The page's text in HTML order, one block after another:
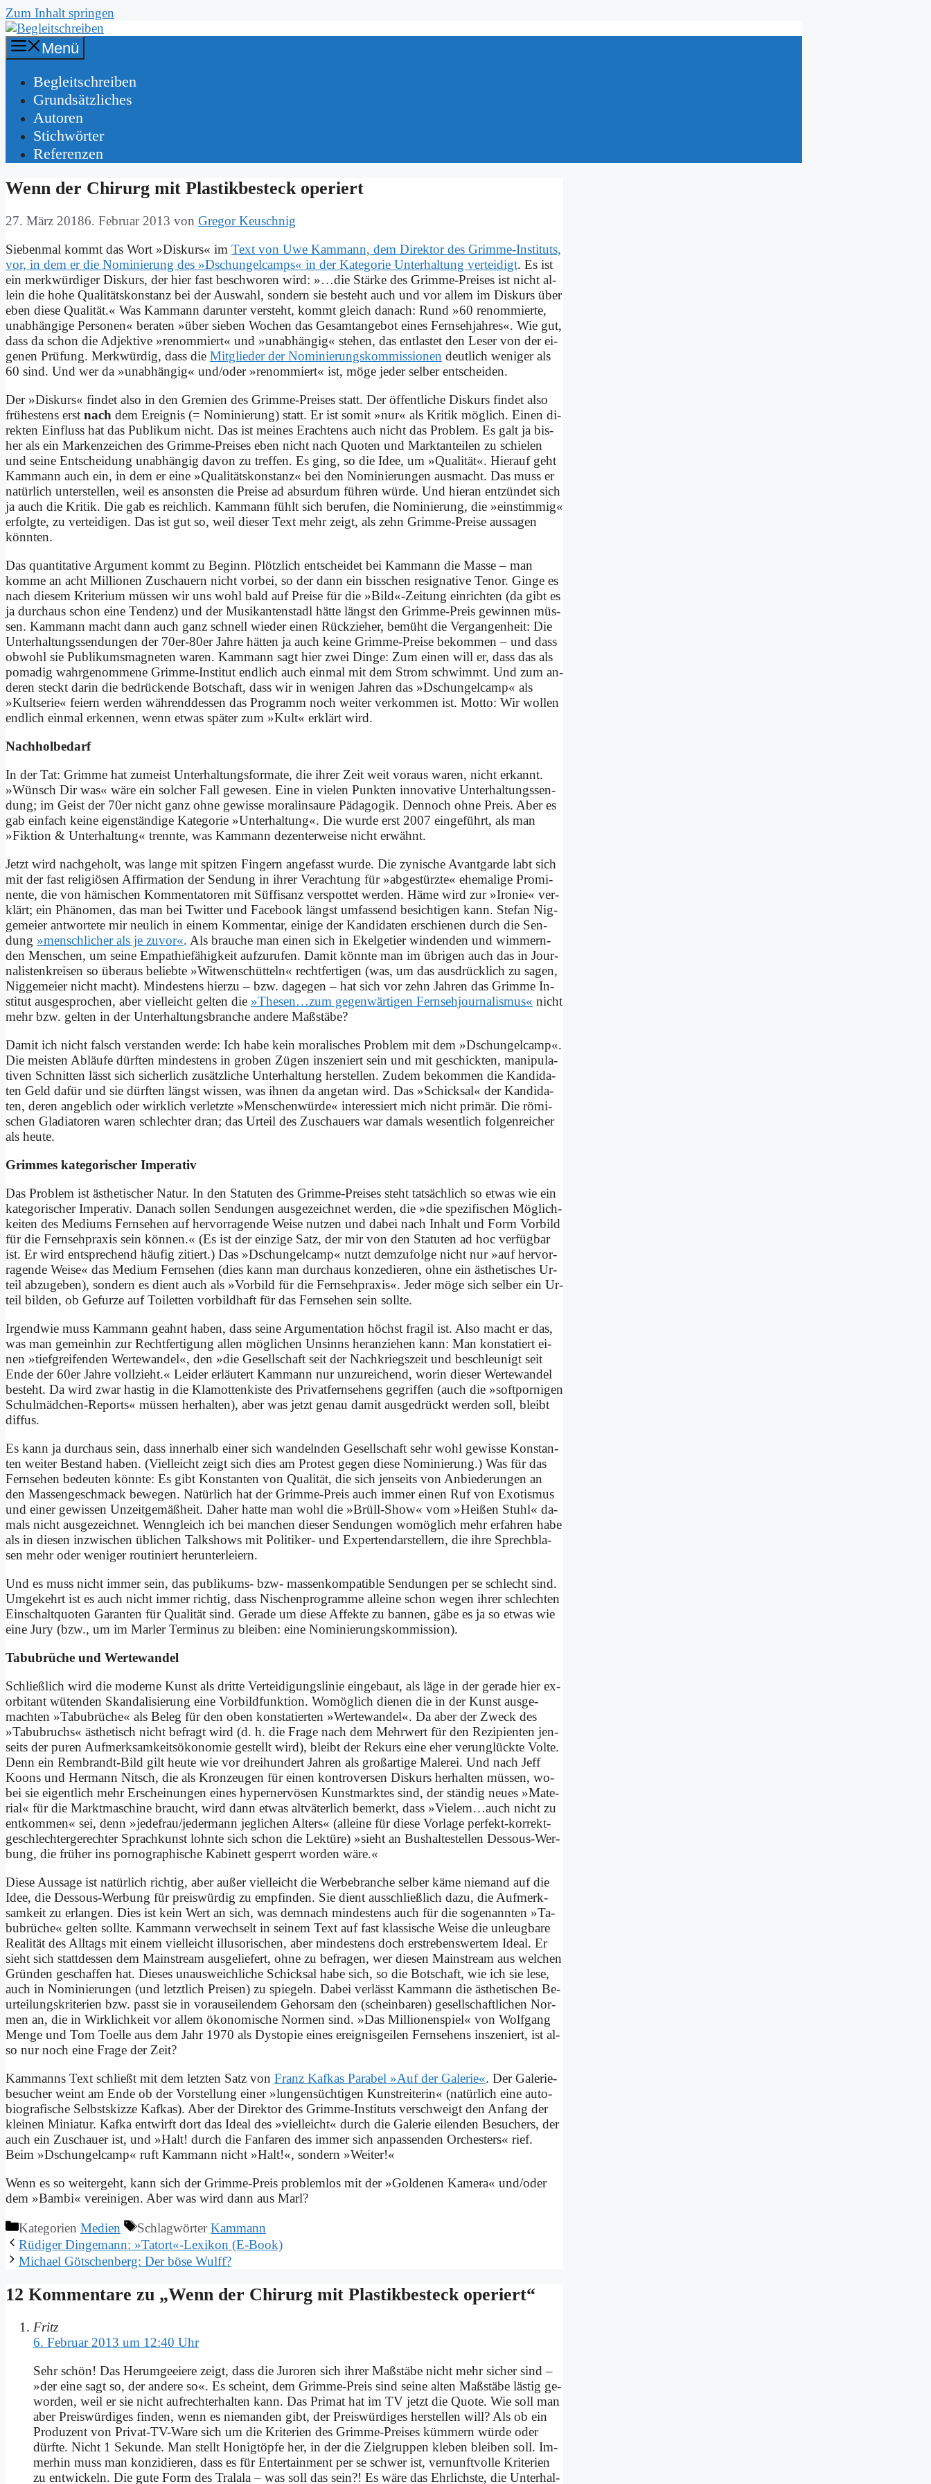
Zum Inhalt springen
Menü
Be­gleit­schrei­ben
Grund­sätz­li­ches
Au­toren
Stich­wör­ter
Re­fe­ren­zen
Wenn der Chir­urg mit Pla­stik­be­steck ope­riert
27. März 20186. Februar 2013 von Gregor Keuschnig
Sie­ben­mal kommt das Wort »Dis­kurs« im Text von Uwe Kammann, dem Di­rek­tor des Grim­me-In­sti­tuts,
vor, in dem er die No­mi­nie­rung des »Dschun­gel­camps« in der Ka­te­go­rie Un­ter­hal­tung ver­tei­digt. Es ist
ein merk­wür­di­ger Dis­kurs, der hier fast be­schwo­ren wird: »…die Stär­ke des Grim­me-Prei­ses ist nicht al­
lein die ho­he Qua­li­täts­kon­stanz bei der Aus­wahl, son­dern sie be­steht auch und vor al­lem im Dis­kurs über
eben die­se Qua­li­tät.« Was Kammann dar­un­ter ver­steht, kommt gleich da­nach: Rund »60 re­nom­mier­te,
unab­hängige Per­so­nen« be­ra­ten »über sie­ben Wo­chen das Ge­samt­an­ge­bot ei­nes Fernseh­jahres«. Wie gut,
dass da schon die Ad­jek­ti­ve »re­nom­miert« und »un­ab­hän­gig« ste­hen, das ent­la­stet den Le­ser von der ei­
ge­nen Prü­fung. Merk­wür­dig, dass die Mit­glie­der der No­mi­nie­rungs­kom­mis­sio­nen deut­lich we­ni­ger als
60 sind. Und wer da »un­ab­hän­gig« und/oder »re­nom­miert« ist, mö­ge je­der sel­ber ent­schei­den.
Der »Dis­kurs« fin­det al­so in den Gre­mi­en des Grim­me-Prei­ses statt. Der öf­fent­li­che Dis­kurs fin­det al­so
frü­he­stens erst nach dem Er­eig­nis (= No­mi­nie­rung) statt. Er ist so­mit »nur« als Kri­tik mög­lich. Ei­nen di­
rek­ten Ein­fluss hat das Pu­bli­kum nicht. Das ist mei­nes Er­ach­tens auch nicht das Pro­blem. Es galt ja bis­
her als ein Mar­ken­zei­chen des Grim­me-Prei­ses eben nicht nach Quo­ten und Markt­an­tei­len zu schie­len
und sei­ne Ent­schei­dung un­ab­hän­gig da­von zu tref­fen. Es ging, so die Idee, um »Qua­li­tät«. Hier­auf geht
Kammann auch ein, in dem er ei­ne »Qua­li­täts­kon­stanz« bei den No­mi­nie­run­gen aus­macht. Das muss er
na­tür­lich un­ter­stel­len, weil es an­son­sten die Prei­se ad ab­sur­dum füh­ren wür­de. Und hier­an ent­zün­det sich
ja auch die Kri­tik. Die gab es reich­lich. Kammann fühlt sich be­ru­fen, die No­mi­nie­rung, die »ein­stim­mig«
er­folg­te, zu ver­tei­di­gen. Das ist gut so, weil die­ser Text mehr zeigt, als zehn Grim­me-Prei­se aus­sa­gen
könn­ten.
Das quan­ti­ta­ti­ve Ar­gu­ment kommt zu Be­ginn. Plötz­lich ent­schei­det bei Kammann die Mas­se – man
kom­me an acht Mil­lio­nen Zu­schau­ern nicht vor­bei, so der dann ein biss­chen re­si­gna­ti­ve Te­nor. Gin­ge es
nach die­sem Kri­te­ri­um müs­sen wir uns wohl bald auf Prei­se für die »Bild«-Zeitung ein­rich­ten (da gibt es
ja durch­aus schon ei­ne Ten­denz) und der Mu­si­kan­ten­stadl hät­te längst den Grim­me-Preis ge­win­nen müs­
sen. Kammann macht dann auch ganz schnell wie­der ei­nen Rück­zie­her, be­müht die Ver­gan­gen­heit: Die
Unterhaltungs­sendungen der 70er-80er Jah­re hät­ten ja auch kei­ne Grim­me-Prei­se be­kom­men – und dass
ob­wohl sie Pu­bli­kums­ma­gne­ten wa­ren. Kammann sagt hier zwei Din­ge: Zum ei­nen will er, dass das als
po­ma­dig wahr­ge­nom­me­ne Grim­me-In­sti­tut end­lich auch ein­mal mit dem Strom schwimmt. Und zum an­
de­ren steckt dar­in die be­drücken­de Bot­schaft, dass wir in we­ni­gen Jah­ren das »Dschun­gel­camp« als
»Kult­se­rie« fei­ern wer­den wäh­rend­des­sen das Pro­gramm noch wei­ter ver­kom­men ist. Mot­to: Wir wol­len
end­lich ein­mal er­ken­nen, wenn et­was spä­ter zum »Kult« er­klärt wird.
Nach­hol­be­darf
In der Tat: Grim­me hat zu­meist Un­ter­hal­tungs­for­ma­te, die ih­rer Zeit weit vor­aus wa­ren, nicht er­kannt.
»Wünsch Dir was« wä­re ein sol­cher Fall ge­we­sen. Ei­ne in vie­len Punk­ten in­no­va­ti­ve Un­ter­hal­tungs­sen­
dung; im Geist der 70er nicht ganz oh­ne ge­wis­se mo­ra­lin­saure Päd­ago­gik. Den­noch oh­ne Preis. Aber es
gab ein­fach kei­ne ei­gen­stän­di­ge Ka­te­go­rie »Un­ter­hal­tung«. Die wur­de erst 2007 ein­ge­führt, als man
»Fik­ti­on & Un­ter­hal­tung« trenn­te, was Kammann de­zen­ter­wei­se nicht er­wähnt.
Jetzt wird nach­ge­holt, was lan­ge mit spit­zen Fin­gern an­ge­fasst wur­de. Die zy­ni­sche Avant­gar­de labt sich
mit der fast re­li­giö­sen Af­fir­ma­ti­on der Sen­dung in ih­rer Ver­ach­tung für »ab­ge­stürz­te« ehe­ma­li­ge Pro­mi­
nen­te, die von hä­mi­schen Kom­men­ta­to­ren mit Süf­fi­sanz ver­spot­tet wer­den. Hä­me wird zur »Iro­nie« ver­
klärt; ein Phä­no­men, das man bei Twit­ter und Face­book längst um­fas­send be­sich­ti­gen kann. Ste­fan Nig­
ge­mei­er ant­wor­te­te mir neu­lich in ei­nem Kom­men­tar, ei­ni­ge der Kan­di­da­ten er­schie­nen durch die Sen­
dung »mensch­li­cher als je zu­vor«. Als brau­che man ei­nen sich in Ekel­ge­tier win­den­den und wim­mern­
den Men­schen, um sei­ne Em­pa­thie­fä­hig­keit auf­zu­ru­fen. Da­mit könn­te man im üb­ri­gen auch das in Jour­
na­li­sten­krei­sen so über­aus be­lieb­te »Wit­wen­schüt­teln« recht­fertigen (was, um das aus­drück­lich zu sa­gen,
Nig­ge­mei­er nicht macht). Min­de­stens hier­zu – bzw. da­ge­gen – hat sich vor zehn Jah­ren das Grim­me In­
sti­tut aus­ge­spro­chen, aber viel­leicht gel­ten die »Thesen…zum ge­gen­wär­ti­gen Fern­seh­jour­na­lis­mus« nicht
mehr bzw. gel­ten in der Un­ter­hal­tungs­bran­che an­de­re Maß­stä­be?
Da­mit ich nicht falsch ver­stan­den wer­de: Ich ha­be kein mo­ra­li­sches Pro­blem mit dem »Dschun­gel­camp«.
Die mei­sten Ab­läu­fe dürf­ten min­de­stens in gro­ben Zü­gen in­sze­niert sein und mit ge­schick­ten, ma­ni­pu­la­
ti­ven Schnit­ten lässt sich si­cher­lich zu­sätz­li­che Un­ter­hal­tung her­stel­len. Zu­dem be­kom­men die Kan­di­da­
ten Geld da­für und sie dürf­ten längst wis­sen, was ih­nen da an­ge­tan wird. Das »Schick­sal« der Kan­di­da­
ten, de­ren an­geb­lich oder wirk­lich ver­letz­te »Men­schen­wür­de« in­ter­es­siert mich nicht pri­mär. Die rö­mi­
schen Gla­dia­to­ren wa­ren schlech­ter dran; das Ur­teil des Zu­schau­ers war da­mals we­sent­lich fol­gen­rei­cher
als heu­te.
Grim­mes ka­te­go­ri­scher Im­pe­ra­tiv
Das Pro­blem ist äs­the­ti­scher Na­tur. In den Sta­tu­ten des Grim­me-Prei­ses steht tat­säch­lich so et­was wie ein
ka­te­go­ri­scher Im­pe­ra­tiv. Da­nach sol­len Sen­dun­gen aus­ge­zeich­net wer­den, die »die spe­zi­fi­schen Mög­lich­
kei­ten des Me­di­ums Fern­se­hen auf her­vor­ra­gen­de Wei­se nut­zen und da­bei nach In­halt und Form Vor­bild
für die Fern­seh­pra­xis sein kön­nen.« (Es ist der ein­zi­ge Satz, der mir von den Sta­tu­ten ad hoc ver­füg­bar
ist. Er wird ent­spre­chend häu­fig zi­tiert.) Das »Dschun­gel­camp« nutzt dem­zu­fol­ge nicht nur »auf her­vor­
ra­gen­de Wei­se« das Me­di­um Fern­se­hen (dies kann man durch­aus kon­ze­die­ren, oh­ne ein äs­the­ti­sches Ur­
teil ab­zu­ge­ben), son­dern es dient auch als »Vor­bild für die Fern­seh­pra­xis«. Je­der mö­ge sich sel­ber ein Ur­
teil bil­den, ob Ge­fur­ze auf Toi­let­ten vor­bild­haft für das Fern­se­hen sein soll­te.
Ir­gend­wie muss Kammann ge­ahnt ha­ben, dass sei­ne Ar­gu­men­ta­ti­on höchst fra­gil ist. Al­so macht er das,
was man ge­mein­hin zur Recht­fer­ti­gung al­len mög­li­chen Un­sinns her­an­zie­hen kann: Man kon­sta­tiert ei­
nen »tief­grei­fen­den Wer­te­wan­del«, den »die Ge­sell­schaft seit der Nach­kriegs­zeit und be­schleu­nigt seit
En­de der 60er Jah­re voll­zieht.« Lei­der er­läu­tert Kammann nur un­zu­rei­chend, wor­in die­ser Wer­te­wan­del
be­steht. Da wird zwar ha­stig in die Kla­mot­ten­ki­ste des Pri­vat­fern­se­hens ge­grif­fen (auch die »soft­por­ni­gen
Schul­mäd­chen-Re­ports« müs­sen her­hal­ten), aber was jetzt ge­nau da­mit aus­ge­drückt wer­den soll, bleibt
dif­fus.
Es kann ja durch­aus sein, dass in­ner­halb ei­ner sich wan­deln­den Ge­sell­schaft sehr wohl ge­wis­se Kon­stan­
ten wei­ter Be­stand ha­ben. (Viel­leicht zeigt sich dies am Pro­test ge­gen die­se No­mi­nie­rung.) Was für das
Fern­se­hen be­deu­ten könn­te: Es gibt Kon­stan­ten von Qua­li­tät, die sich jen­seits von An­bie­de­run­gen an
den Mas­sen­ge­schmack be­we­gen. Na­tür­lich hat der Grim­me-Preis auch im­mer ei­nen Ruf von Exo­tis­mus
und ei­ner ge­wis­sen Un­zeit­ge­mäß­heit. Da­her hat­te man wohl die »Brüll-Show« vom »Hei­ßen Stuhl« da­
mals nicht aus­ge­zeich­net. Wenn­gleich ich bei man­chen die­ser Sen­dun­gen wo­mög­lich mehr er­fah­ren ha­be
als in die­sen in­zwi­schen üb­li­chen Talk­shows mit Po­li­ti­ker- und Experten­darstellern, die ih­re Sprech­bla­
sen mehr oder we­ni­ger rou­ti­niert her­un­ter­lei­ern.
Und es muss nicht im­mer sein, das pu­bli­kums- bzw- mas­sen­kom­pa­ti­ble Sen­dun­gen per se schlecht sind.
Um­ge­kehrt ist es auch nicht im­mer rich­tig, dass Ni­schen­pro­gram­me al­lei­ne schon we­gen ih­rer schlech­ten
Ein­schalt­quo­ten Ga­ran­ten für Qua­li­tät sind. Ge­ra­de um die­se Af­fek­te zu ban­nen, gä­be es ja so et­was wie
ei­ne Ju­ry (bzw., um im Mar­ler Ter­mi­nus zu blei­ben: ei­ne No­mi­nie­rungs­kom­mis­si­on).
Ta­bu­brü­che und Wer­te­wan­del
Schließ­lich wird die mo­der­ne Kunst als drit­te Ver­tei­di­gungs­li­nie ein­ge­baut, als lä­ge in der ge­ra­de hier ex­
or­bi­tant wü­ten­den Skan­da­li­sie­rung ei­ne Vor­bild­funk­ti­on. Wo­mög­lich die­nen die in der Kunst aus­ge­
mach­ten »Ta­bu­brü­che« als Be­leg für den oben kon­sta­tier­ten »Wer­te­wan­del«. Da aber der Zweck des
»Ta­bu­bruchs« äs­the­tisch nicht be­fragt wird (d. h. die Fra­ge nach dem Mehr­wert für den Re­zi­pi­en­ten jen­
seits der pu­ren Aufmerksamkeits­ökonomie ge­stellt wird), bleibt der Re­kurs ei­ne eher ver­un­glück­te Vol­te.
Denn ein Rem­brandt-Bild gilt heu­te wie vor drei­hun­dert Jah­ren als groß­ar­ti­ge Ma­le­rei. Und nach Jeff
Ko­ons und Her­mann Nit­sch, die als Kron­zeu­gen für ei­nen kon­tro­ver­sen Dis­kurs her­hal­ten müs­sen, wo­
bei sie ei­gent­lich mehr Er­schei­nun­gen ei­nes hy­per­ner­vö­sen Kunst­mark­tes sind, der stän­dig neu­es »Ma­te­
ri­al« für die Markt­ma­schi­ne braucht, wird dann et­was alt­vä­ter­lich be­merkt, dass »Vielem…auch nicht zu
ent­kom­men« sei, denn »jedefrau/jedermann jeg­li­chen Al­ters« (al­lei­ne für die­se Vor­la­ge per­fekt-kor­rekt-
ge­schlech­ter­ge­rech­ter Sprach­kunst lohn­te sich schon die Lek­tü­re) »sieht an Bus­haltestellen Des­sous-Wer­
bung, die frü­her ins por­no­gra­phi­sche Ka­bi­nett ge­sperrt wor­den wä­re.«
Die­se Aus­sa­ge ist na­tür­lich rich­tig, aber au­ßer viel­leicht die Wer­be­bran­che sel­ber kä­me nie­mand auf die
Idee, die Des­sous-Wer­bung für preis­wür­dig zu emp­fin­den. Sie dient aus­schließ­lich da­zu, die Auf­merk­
sam­keit zu er­lan­gen. Dies ist kein Wert an sich, was dem­nach min­de­stens auch für die so­ge­nann­ten »Ta­
bu­brü­che« gel­ten soll­te. Kammann ver­wech­selt in sei­nem Text auf fast klas­si­sche Wei­se die un­leug­ba­re
Rea­li­tät des All­tags mit ei­nem viel­leicht il­lu­so­ri­schen, aber min­de­stens doch er­stre­bens­wer­tem Ide­al. Er
sieht sich statt­des­sen dem Main­stream aus­ge­lie­fert, oh­ne zu be­fra­gen, wer die­sen Main­stream aus wel­chen
Grün­den ge­schaf­fen hat. Die­ses un­aus­weich­li­che Schick­sal ha­be sich, so die Bot­schaft, wie ich sie le­se,
auch in No­mi­nie­run­gen (und letzt­lich Prei­sen) zu spie­geln. Da­bei ver­lässt Kammann die äs­the­ti­schen Be­
ur­tei­lungs­kri­te­ri­en bzw. passt sie in vor­aus­ei­len­dem Ge­hor­sam den (schein­ba­ren) ge­sell­schaft­li­chen Nor­
men an, die in Wirk­lich­keit vor al­lem öko­no­mi­sche Nor­men sind. »Das Mil­lio­nen­spiel« von Wolf­gang
Men­ge und Tom Toel­le aus dem Jahr 1970 als Dys­to­pie ei­nes er­eig­nis­gei­len Fern­se­hens in­sze­niert, ist al­
so nur noch ei­ne Fra­ge der Zeit?
Kammanns Text schließt mit dem letz­ten Satz von Franz Kaf­kas Pa­ra­bel »Auf der Ga­le­rie«. Der Ga­le­rie­
be­su­cher weint am En­de ob der Vor­stel­lung ei­ner »lun­gen­süch­ti­gen Kunst­rei­te­rin« (na­tür­lich ei­ne au­to­
bio­gra­fi­sche Selbst­skiz­ze Kaf­kas). Aber der Di­rek­tor des Grim­me-In­sti­tuts ver­schweigt den An­fang der
klei­nen Mi­nia­tur. Kaf­ka ent­wirft dort das Ide­al des »viel­leicht« durch die Ga­le­rie ei­len­den Be­su­chers, der
auch ein Zu­schau­er ist, und »Halt! durch die Fan­fa­ren des im­mer sich an­pas­sen­den Or­che­sters« rief.
Beim »Dschun­gel­camp« ruft Kammann nicht »Halt!«, son­dern »Wei­ter!«
Wenn es so wei­ter­geht, kann sich der Grim­me-Preis pro­blem­los mit der »Gol­de­nen Ka­me­ra« und/oder
dem »Bam­bi« ver­ei­ni­gen. Aber was wird dann aus Marl?
Kategorien Medien SchlagwörterKammann
Rü­di­ger Din­ge­mann: »Tatort«-Lexikon (E‑Book)
Mi­cha­el Götschen­berg: Der bö­se Wulff?
12 Kommentare zu „Wenn der Chir­urg mit Pla­stik­be­steck ope­riert“
Fritz
6. Februar 2013 um 12:40 Uhr
Sehr schön! Das Her­um­ge­eie­re zeigt, dass die Ju­ro­ren sich ih­rer Maß­stä­be nicht mehr si­cher sind –
»der ei­ne sagt so, der an­de­re so«. Es scheint, dem Grim­me-Preis sind sei­ne al­ten Maß­stä­be lä­stig ge­
wor­den, weil er sie nicht auf­recht­erhal­ten kann. Das Pri­mat hat im TV jetzt die Quo­te. Wie soll man
aber Preis­wür­di­ges fin­den, wenn es nie­man­den gibt, der Preis­wür­di­ges her­stel­len will? Als ob ein
Pro­du­zent von Pri­vat-TV-Wa­re sich um die Kri­te­ri­en des Grim­me-Prei­ses küm­mern wür­de oder
dürf­te. Nicht 1 Se­kun­de. Man stellt Ho­nig­töp­fe her, in der die Ziel­grup­pen kle­ben blei­ben soll. Im­
mer­hin muss man kon­zi­die­ren, dass es für En­ter­tain­ment per se schwer ist, ver­nunft­vol­le Kri­te­ri­en
zu ent­wickeln. Die gu­te Form des Tra­la­la – was soll das sein?! Es wä­re das Ehr­lich­ste, die Un­ter­hal­